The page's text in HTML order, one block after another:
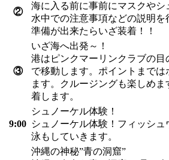
②
海に入る前に事前にマスクやシ
水中での注意事項などの説明を
準備が出来たらいざ装着！！
③
いざ海へ出発～！
港はピンクマーリンクラブの
で移動します。ポイントまで
ます。クルージングも楽しめま
着します。
9:00
シュノーケル体験！
シュノーケル体験！フィッシ
泳もしていきます。
沖縄の神秘”青の洞窟”